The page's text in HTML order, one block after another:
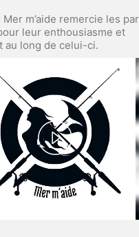
Mer m’aide remercie les
leur enthousiasme et
au long de celui-ci.
Play
Video